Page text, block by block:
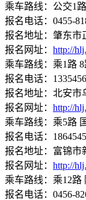
乘车路线：公交1
报名电话：0455-
报名地址：肇东市
报名网址： http://
乘车路线：乘1路
报名电话：
报名地址：北安市
报名网址： http://
乘车路线：乘5路
报名电话：
报名地址：富锦市
报名网址： http://
乘车路线：乘12路
报名电话：0456-